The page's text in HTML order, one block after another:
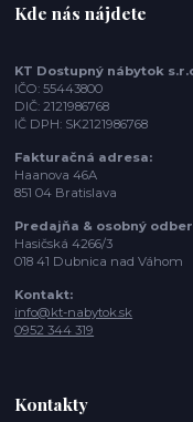
Kde nás nájdete
KT Dostupný nábytok
IČO: 55443800
DIČ: 2121986768
IČ DPH: SK2121986768
Fakturačná adresa:
Haanova 46A
851 04 Bratislava
Predajňa & osobný
Hasičská 4266/3
018 41 Dubnica nad Váhom
Kontakt:
info@kt-nabytok.sk
0952 344 319
Kontakty